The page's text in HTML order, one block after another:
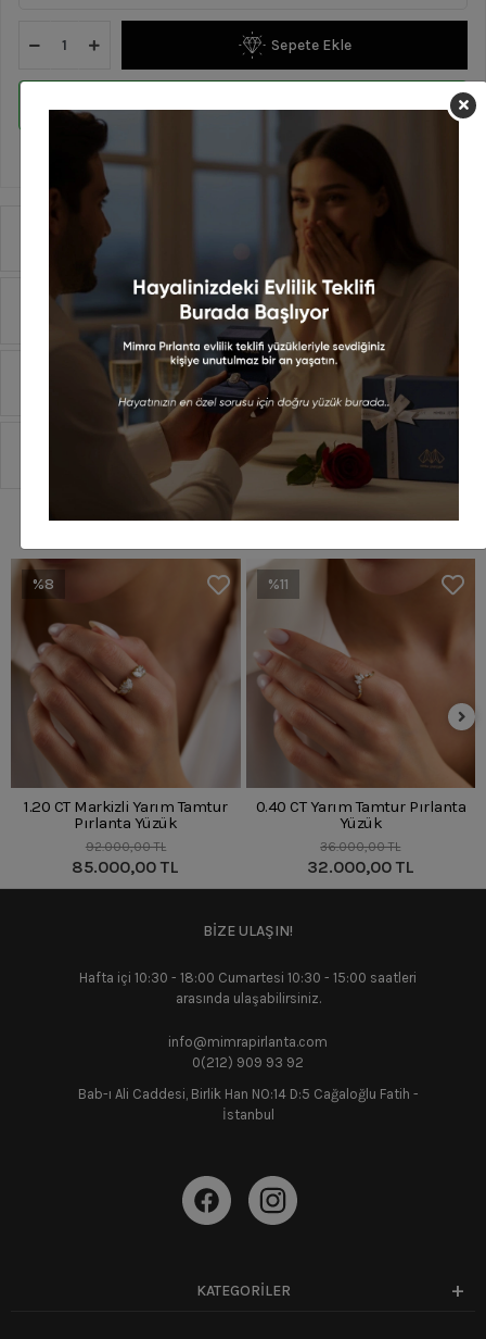
Sepete Ekle
WHATSAPP İLE SİPARİŞ VER
En geç 14 Ağustos Cuma günü kargoda!
Ürün Özellikleri
Yorumlar
Taksit Seçenekleri
Sipariş Ve Teslimat
%8
1.20 CT Markizli Yarım Tamtur
Pırlanta Yüzük
92.000,00 TL
85.000,00 TL
%11
0.40 CT Yarım Tamtur Pırlanta
Yüzük
36.000,00 TL
32.000,00 TL
BİZE ULAŞIN!
Hafta içi 10:30 - 18:00 Cumartesi 10:30 - 15:00 saatleri
arasında ulaşabilirsiniz.
info@mimrapirlanta.com
0(212) 909 93 92
Bab-ı Ali Caddesi, Birlik Han NO:14 D:5 Cağaloğlu Fatih -
İstanbul
KATEGORİLER